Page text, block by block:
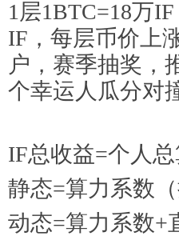
1层1BTC=18万
IF，每层币价上
户，赛季抽奖，
个幸运人瓜分对
IF总收益=个人
静态=算力系数
动态=算力系数+